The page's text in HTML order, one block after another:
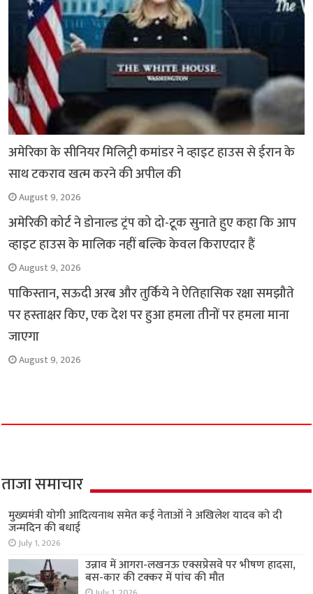
अमेरिका के सीनियर मिलिट्री कमांडर ने व्हाइट हाउस से ईरान के
साथ टकराव खत्म करने की अपील की
August 9, 2026
अमेरिकी कोर्ट ने डोनाल्ड ट्रंप को दो-टूक सुनाते हुए कहा कि आप
व्हाइट हाउस के मालिक नहीं बल्कि केवल किराएदार हैं
August 9, 2026
पाकिस्तान, सऊदी अरब और तुर्किये ने ऐतिहासिक रक्षा समझौते
पर हस्ताक्षर किए, एक देश पर हुआ हमला तीनों पर हमला माना
जाएगा
August 9, 2026
ताजा समाचार
मुख्यमंत्री योगी आदित्यनाथ समेत कई नेताओं ने अखिलेश यादव को दी
जन्मदिन की बधाई
July 1, 2026
उन्नाव में आगरा-लखनऊ एक्सप्रेसवे पर भीषण हादसा,
बस-कार की टक्कर में पांच की मौत